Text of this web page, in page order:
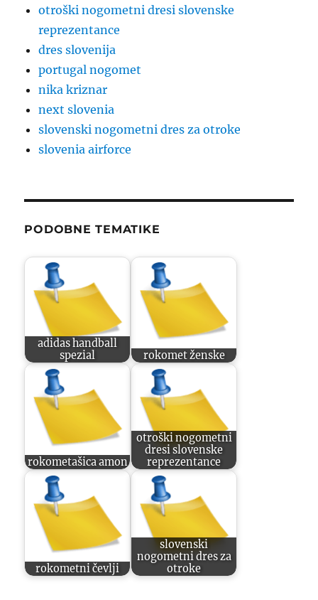
otroški nogometni dresi slovenske
reprezentance
dres slovenija
portugal nogomet
nika kriznar
next slovenia
slovenski nogometni dres za otroke
slovenia airforce
PODOBNE TEMATIKE
adidas handball
spezial
rokomet ženske
rokometašica amon
otroški nogometni
dresi slovenske
reprezentance
rokometni čevlji
slovenski
nogometni dres za
otroke